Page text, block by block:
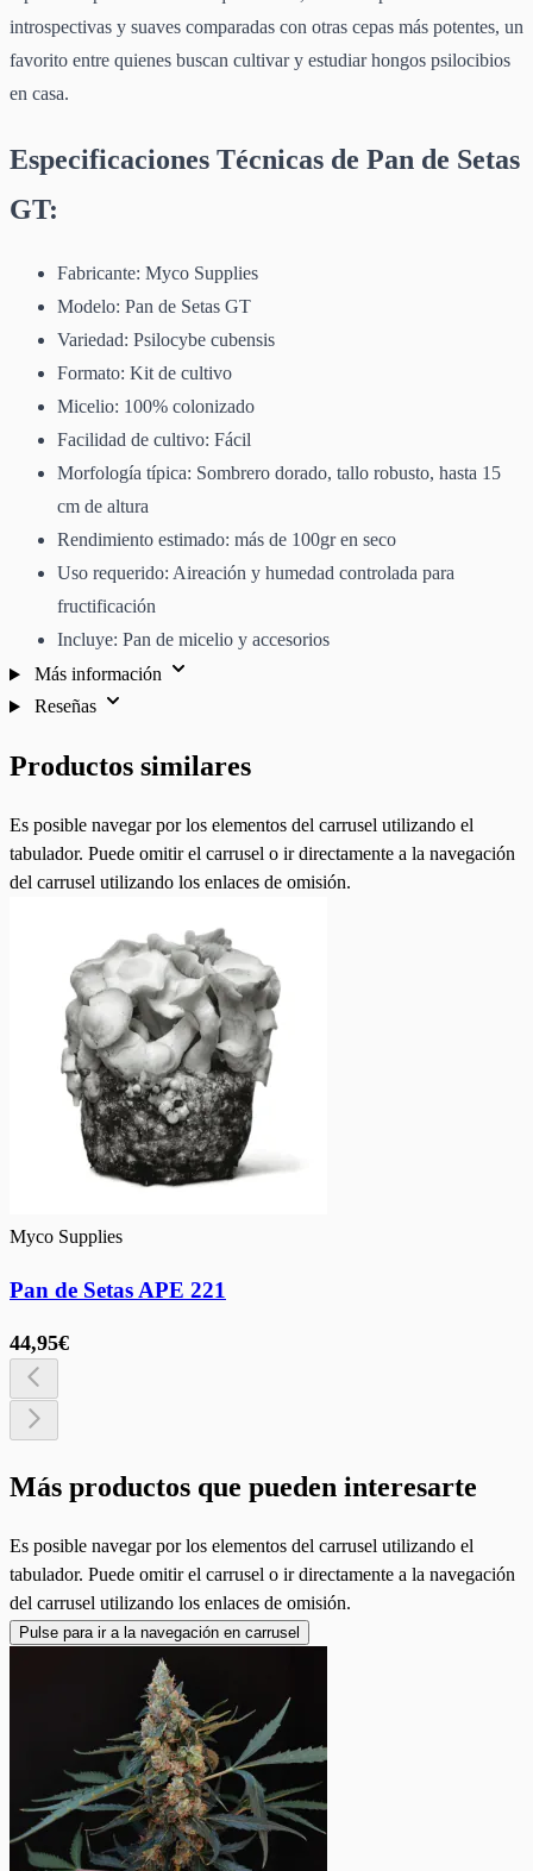
introspectivas y suaves comparadas con otras cepas más potentes, un
favorito entre quienes buscan cultivar y estudiar hongos psilocibios
en casa.
Especificaciones Técnicas de Pan de Setas
GT:
Fabricante: Myco Supplies
Modelo: Pan de Setas GT
Variedad: Psilocybe cubensis
Formato: Kit de cultivo
Micelio: 100% colonizado
Facilidad de cultivo: Fácil
Morfología típica: Sombrero dorado, tallo robusto, hasta 15
cm de altura
Rendimiento estimado: más de 100gr en seco
Uso requerido: Aireación y humedad controlada para
fructificación
Incluye: Pan de micelio y accesorios
Más información
Reseñas
Productos similares
Es posible navegar por los elementos del carrusel utilizando el
tabulador. Puede omitir el carrusel o ir directamente a la navegación
del carrusel utilizando los enlaces de omisión.
Myco Supplies
Pan de Setas APE 221
44,95€
Más productos que pueden interesarte
Es posible navegar por los elementos del carrusel utilizando el
tabulador. Puede omitir el carrusel o ir directamente a la navegación
del carrusel utilizando los enlaces de omisión.
Pulse para ir a la navegación en carrusel